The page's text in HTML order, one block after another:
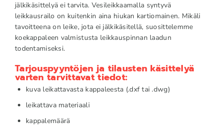
jälkikäsittelyä ei tarvita. Vesileikkaamalla syntyvä
leikkausrailo on kuitenkin aina hiukan kartiomainen. Mikäli
tavoitteena on leike, jota ei jälkikäsitellä, suosittelemme
koekappaleen valmistusta leikkauspinnan laadun
todentamiseksi.
Tarjouspyyntöjen ja tilausten käsittelyä
varten tarvittavat tiedot:
kuva leikattavasta kappaleesta (.dxf tai .dwg)
leikattava materiaali
kappalemäärä